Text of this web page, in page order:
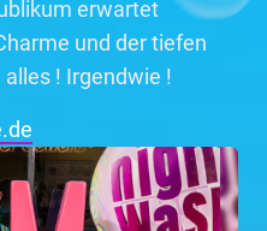
erwartet
und der tiefen
! Irgendwie !